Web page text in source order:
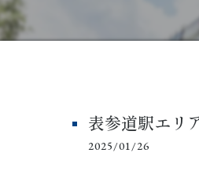
表参道駅エリ
2025/01/26